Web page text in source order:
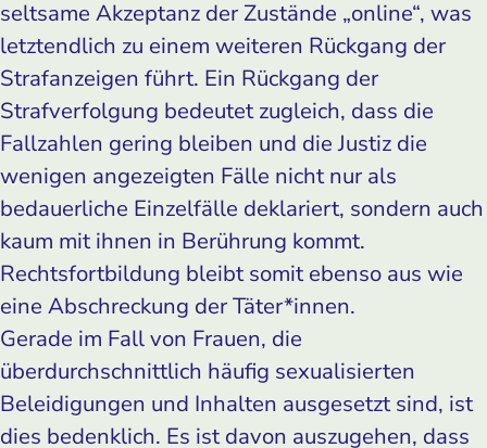
seltsame Akzeptanz der Zustände „online“, was
letztendlich zu einem weiteren Rückgang der
Strafanzeigen führt. Ein Rückgang der
Strafverfolgung bedeutet zugleich, dass die
Fallzahlen gering bleiben und die Justiz die
wenigen angezeigten Fälle nicht nur als
bedauerliche Einzelfälle deklariert, sondern auch
kaum mit ihnen in Berührung kommt.
Rechtsfortbildung bleibt somit ebenso aus wie
eine Abschreckung der Täter*innen.
Gerade im Fall von Frauen, die
überdurchschnittlich häufig sexualisierten
Beleidigungen und Inhalten ausgesetzt sind, ist
dies bedenklich. Es ist davon auszugehen, dass